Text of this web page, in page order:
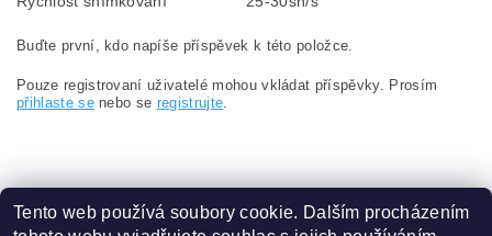
Buďte první, kdo napíše příspěvek k této položce.
Pouze registrovaní uživatelé mohou vkládat příspěvky. Prosím
přihlaste senebo se registrujte.
Tento web používá soubory cookie. Dalším procházením